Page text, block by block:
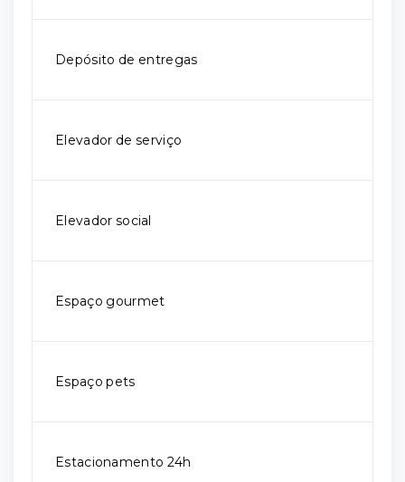
Depósito de entregas
Elevador de serviço
Elevador social
Espaço gourmet
Espaço pets
Estacionamento 24h